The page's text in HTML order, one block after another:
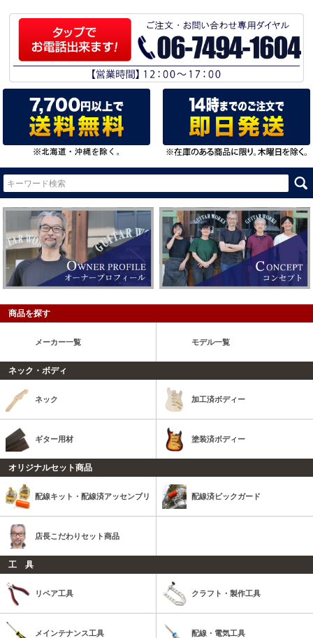
商品を探す
メーカー一覧 モデル一覧
ネック・ボディ
ネック 加工済ボディー
ギター用材 塗装済ボディー
オリジナルセット商品
配線キット・配線済アッセンブリ 配線済ピックガード
店長こだわりセット商品
工 具
リペア工具 クラフト・製作工具
メインテナンス工具 配線・電気工具